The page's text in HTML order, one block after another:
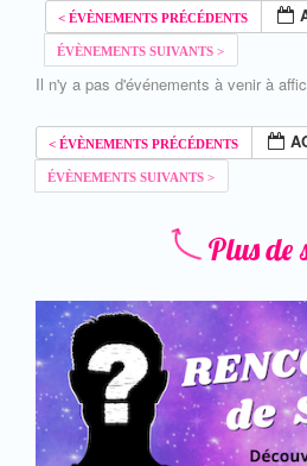
Il n'y a pas d'événements à venir à